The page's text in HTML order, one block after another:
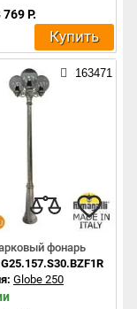
Р.
Купить
163471
фонарь
Globe 250